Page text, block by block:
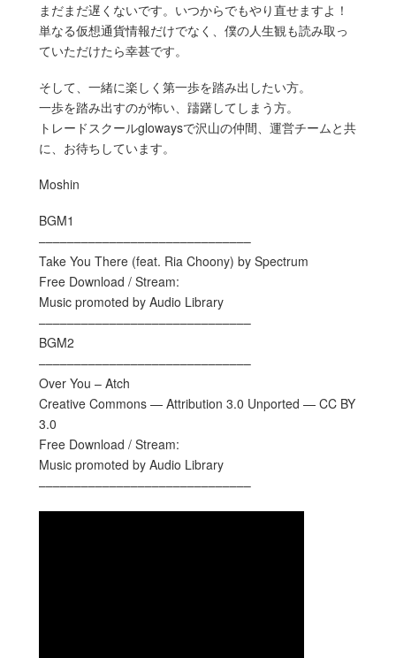
まだまだ遅くないです。いつからでもやり直せますよ！
単なる仮想通貨情報だけでなく、僕の人生観も読み取っ
ていただけたら幸甚です。
そして、一緒に楽しく第一歩を踏み出したい方。
一歩を踏み出すのが怖い、躊躇してしまう方。
トレードスクールglowaysで沢山の仲間、運営チームと共
に、お待ちしています。
Moshin
BGM1
––––––––––––––––––––––––––––––
Take You There (feat. Ria Choony) by Spectrum
Free Download / Stream:
Music promoted by Audio Library
––––––––––––––––––––––––––––––
BGM2
––––––––––––––––––––––––––––––
Over You – Atch
Creative Commons — Attribution 3.0 Unported — CC BY
3.0
Free Download / Stream:
Music promoted by Audio Library
––––––––––––––––––––––––––––––